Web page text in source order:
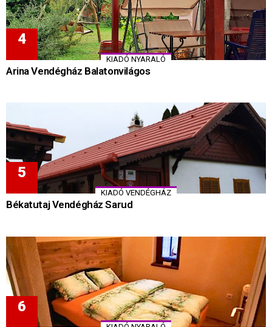
KIADÓ NYARALÓ
Arina Vendégház Balatonvilágos
KIADÓ VENDÉGHÁZ
Békatutaj Vendégház Sarud